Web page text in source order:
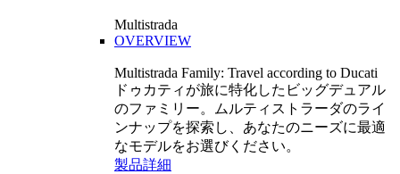
Multistrada
OVERVIEW
Multistrada Family: Travel according to Ducati
ドゥカティが旅に特化したビッグデュアル
のファミリー。ムルティストラーダのライ
ンナップを探索し、あなたのニーズに最適
なモデルをお選びください。
製品詳細